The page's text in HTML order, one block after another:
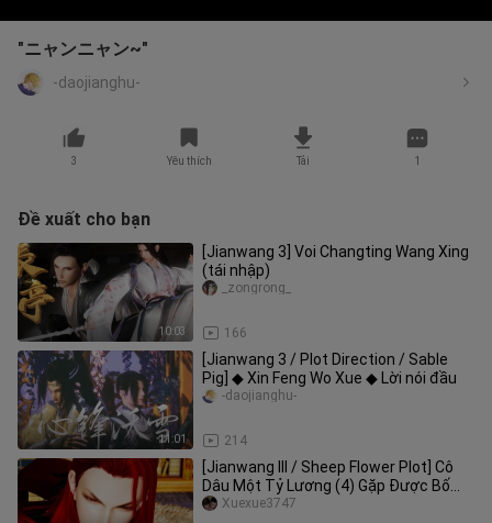
"ニャンニャン~"
-daojianghu-
3 Yêu thích Tải 1
Đề xuất cho bạn
10:03
[Jianwang 3] Voi Changting Wang Xing
(tái nhập)
166
_zongrong_
11:01
[Jianwang 3 / Plot Direction / Sable
Pig] ◆ Xin Feng Wo Xue ◆ Lời nói đầu
214
-daojianghu-
[Jianwang III / Sheep Flower Plot] Cô
Dâu Một Tỷ Lương (4) Gặp Được Bố
Chồng (Phần 2) Trailer (Bố vợ
Xuexue3747